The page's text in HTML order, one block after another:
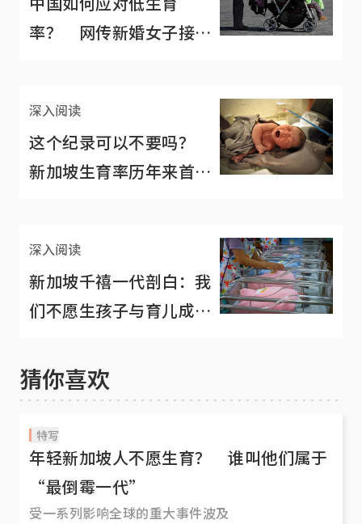
率？ 网传新婚女子接获
深入阅读
这个纪录可以不要吗？
新加坡生育率历年来首次
深入阅读
新加坡千禧一代剖白：我
们不愿生孩子与育儿成本
猜你喜欢
特写
年轻新加坡人不愿生育？ 谁叫他们属于
“最倒霉一代”
受一系列影响全球的重大事件波及